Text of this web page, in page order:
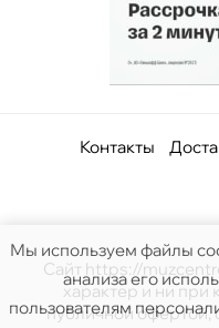
Контакты
Сайт https://
характер и ни при
публичной
Мы используем файлы
анализа его
пользователям